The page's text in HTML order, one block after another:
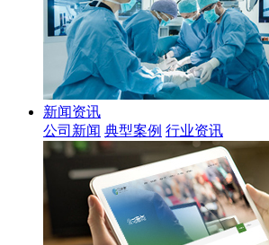
新闻资讯
公司新闻 典型案例 行业资讯